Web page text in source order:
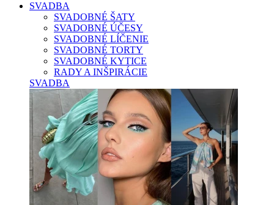
SVADBA
SVADOBNÉ ŠATY
SVADOBNÉ ÚČESY
SVADOBNÉ LÍČENIE
SVADOBNÉ TORTY
SVADOBNÉ KYTICE
RADY A INŠPIRÁCIE
SVADBA